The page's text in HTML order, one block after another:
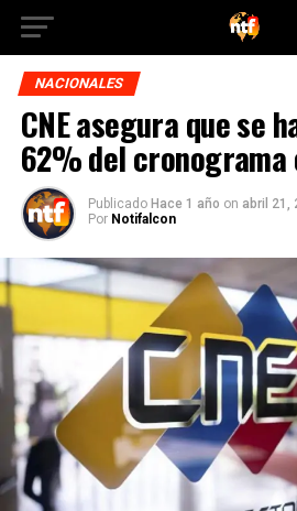
NACIONALES
CNE asegura que se
62% del
Publicado Hace 1 año on abril 21,
Por Notifalcon